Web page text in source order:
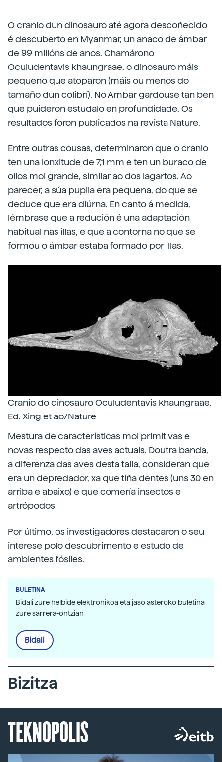
O cranio dun dinosauro até agora descoñecido
é descuberto en Myanmar, un anaco de ámbar
de 99 millóns de anos. Chamárono
Oculudentavis khaungraae, o dinosauro máis
pequeno que atoparon (máis ou menos do
tamaño dun colibrí). No Ambar gardouse tan ben
que puideron estudalo en profundidade. Os
resultados foron publicados na revista Nature.
Entre outras cousas, determinaron que o cranio
ten una lonxitude de 7,1 mm e ten un buraco de
ollos moi grande, similar ao dos lagartos. Ao
parecer, a súa pupila era pequena, do que se
deduce que era diúrna. En canto á medida,
lémbrase que a redución é una adaptación
habitual nas illas, e que a contorna no que se
formou o ámbar estaba formado por illas.
Cranio do dinosauro Oculudentavis khaungraae.
Ed. Xing et ao/Nature
Mestura de características moi primitivas e
novas respecto das aves actuais. Doutra banda,
a diferenza das aves desta talla, consideran que
era un depredador, xa que tiña dentes (uns 30 en
arriba e abaixo) e que comería insectos e
artrópodos.
Por último, os investigadores destacaron o seu
interese polo descubrimento e estudo de
ambientes fósiles.
BULETINA
Bidali zure helbide elektronikoa eta jaso asteroko buletina
zure sarrera-ontzian
Bidali
Bizitza
TEKNOPOLIS